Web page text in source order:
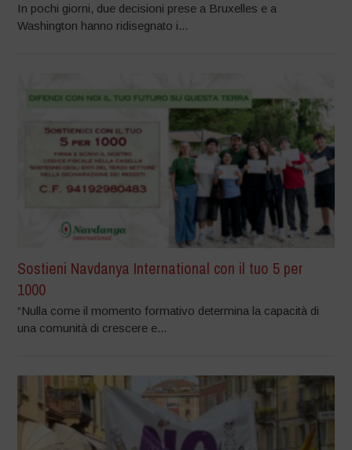
In pochi giorni, due decisioni prese a Bruxelles e a
Washington hanno ridisegnato i...
Sostieni Navdanya International con il tuo 5 per
1000
“Nulla come il momento formativo determina la capacità di
una comunità di crescere e...